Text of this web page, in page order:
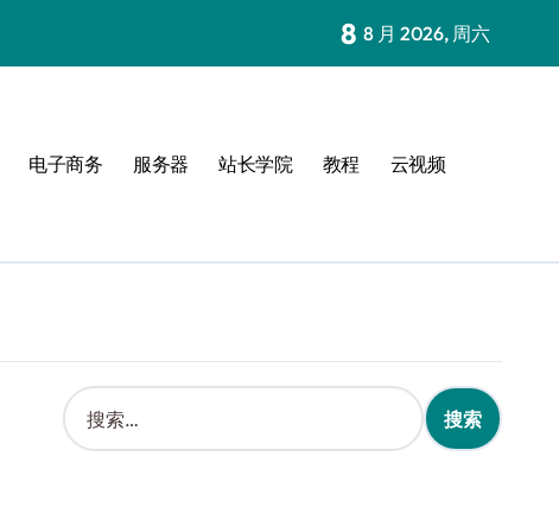
8 8 月 2026, 周六
电子商务 服务器 站长学院 教程 云视频
搜
索
：